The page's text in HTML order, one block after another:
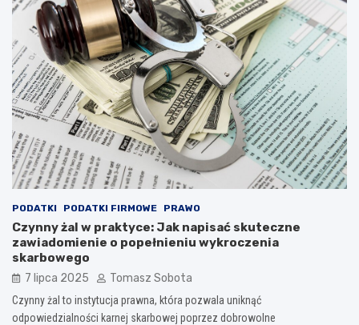
PODATKI PODATKI FIRMOWE PRAWO
Czynny żal w praktyce: Jak napisać skuteczne
zawiadomienie o popełnieniu wykroczenia
skarbowego
7 lipca 2025 Tomasz Sobota
Czynny żal to instytucja prawna, która pozwala uniknąć
odpowiedzialności karnej skarbowej poprzez dobrowolne